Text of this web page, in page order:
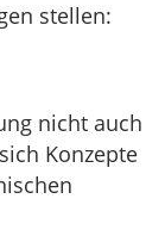
stellen:
nicht auch
Konzepte